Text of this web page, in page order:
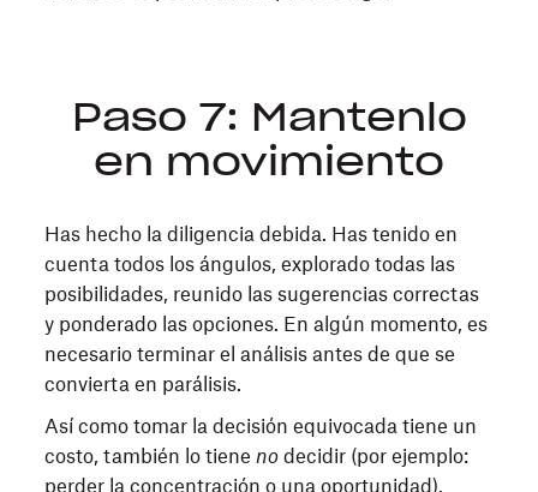
Paso 7: Mantenlo
en movimiento
Has hecho la diligencia debida. Has tenido en
cuenta todos los ángulos, explorado todas las
posibilidades, reunido las sugerencias correctas
y ponderado las opciones. En algún momento, es
necesario terminar el análisis antes de que se
convierta en parálisis.
Así como tomar la decisión equivocada tiene un
costo, también lo tiene no decidir (por ejemplo:
perder la concentración o una oportunidad).